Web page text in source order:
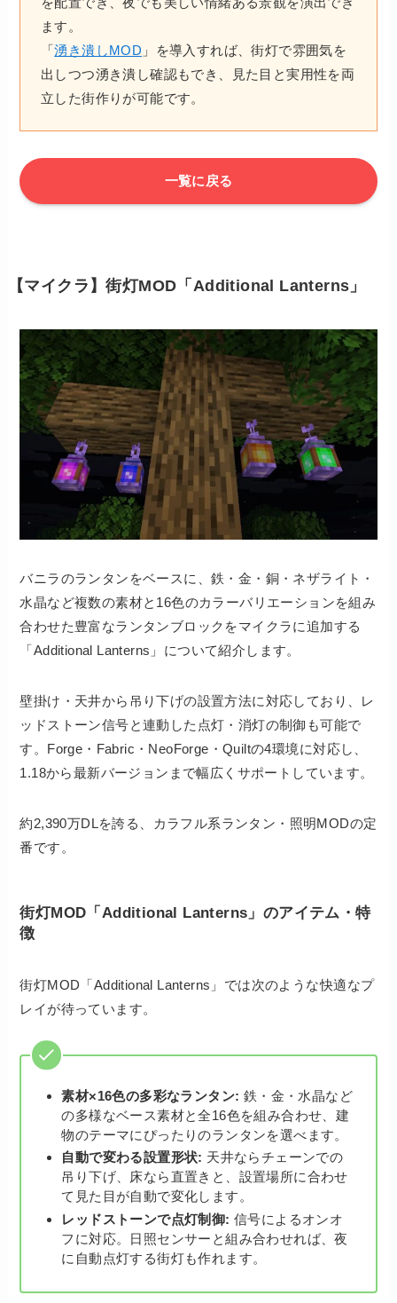
ます。
「湧き潰しMOD 」を導入すれば、街灯で雰囲気を
出しつつ湧き潰し確認もでき、見た目と実用性を両
立した街作りが可能です。
一覧に戻る
【マイクラ】街灯MOD「Additional Lanterns」
バニラのランタンをベースに、鉄・金・銅・ネザライト・
水晶など複数の素材と16色のカラーバリエーションを組み
合わせた豊富なランタンブロックをマイクラに追加する
「Additional Lanterns」について紹介します。
壁掛け・天井から吊り下げの設置方法に対応しており、レ
ッドストーン信号と連動した点灯・消灯の制御も可能で
す。Forge・Fabric・NeoForge・Quiltの4環境に対応し、
1.18から最新バージョンまで幅広くサポートしています。
約2,390万DLを誇る、カラフル系ランタン・照明MODの定
番です。
街灯MOD「Additional Lanterns」のアイテム・特
徴
街灯MOD「Additional Lanterns」では次のような快適なプ
レイが待っています。
素材×16色の多彩なランタン: 鉄・金・水晶など
の多様なベース素材と全16色を組み合わせ、建
物のテーマにぴったりのランタンを選べます。
自動で変わる設置形状: 天井ならチェーンでの
吊り下げ、床なら直置きと、設置場所に合わせ
て見た目が自動で変化します。
レッドストーンで点灯制御: 信号によるオンオ
フに対応。日照センサーと組み合わせれば、夜
に自動点灯する街灯も作れます。